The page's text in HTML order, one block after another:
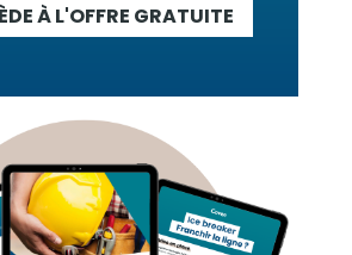
À L'OFFRE GRATUITE